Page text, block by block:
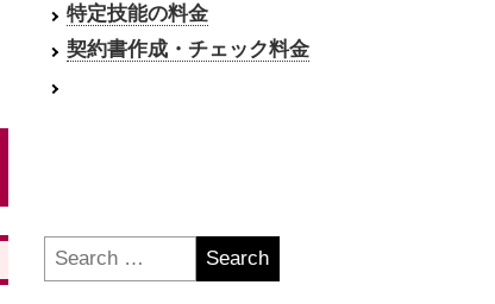
特定技能の料金
契約書作成・チェック料金
Search
for: